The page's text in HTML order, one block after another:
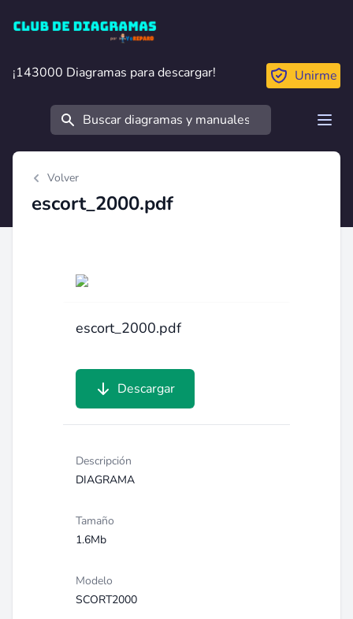
Club de Diagramas
¡143000 Diagramas para descargar!
¡143000 Diagramas para descargar! Unirme
Buscar
Volver
escort_2000.pdf
escort_2000.pdf
Descargar
Descripción
DIAGRAMA
Tamaño
1.6Mb
Modelo
SCORT2000